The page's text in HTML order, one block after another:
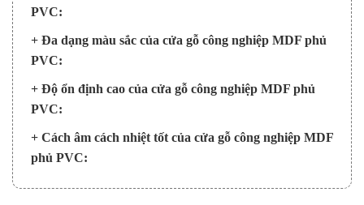
PVC:
+ Đa dạng màu sắc của cửa gỗ công nghiệp MDF phủ
PVC:
+ Độ ổn định cao của cửa gỗ công nghiệp MDF phủ
PVC:
+ Cách âm cách nhiệt tốt của cửa gỗ công nghiệp MDF
phủ PVC: